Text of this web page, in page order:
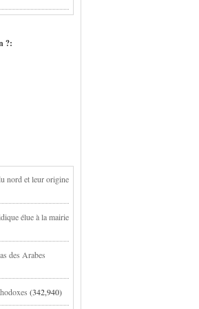
?:
nord et leur origine
élue à la mairie
des Arabes
(342,940)